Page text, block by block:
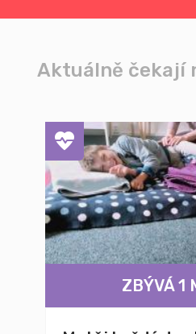
Aktuálně čekají
ZBÝVÁ 1